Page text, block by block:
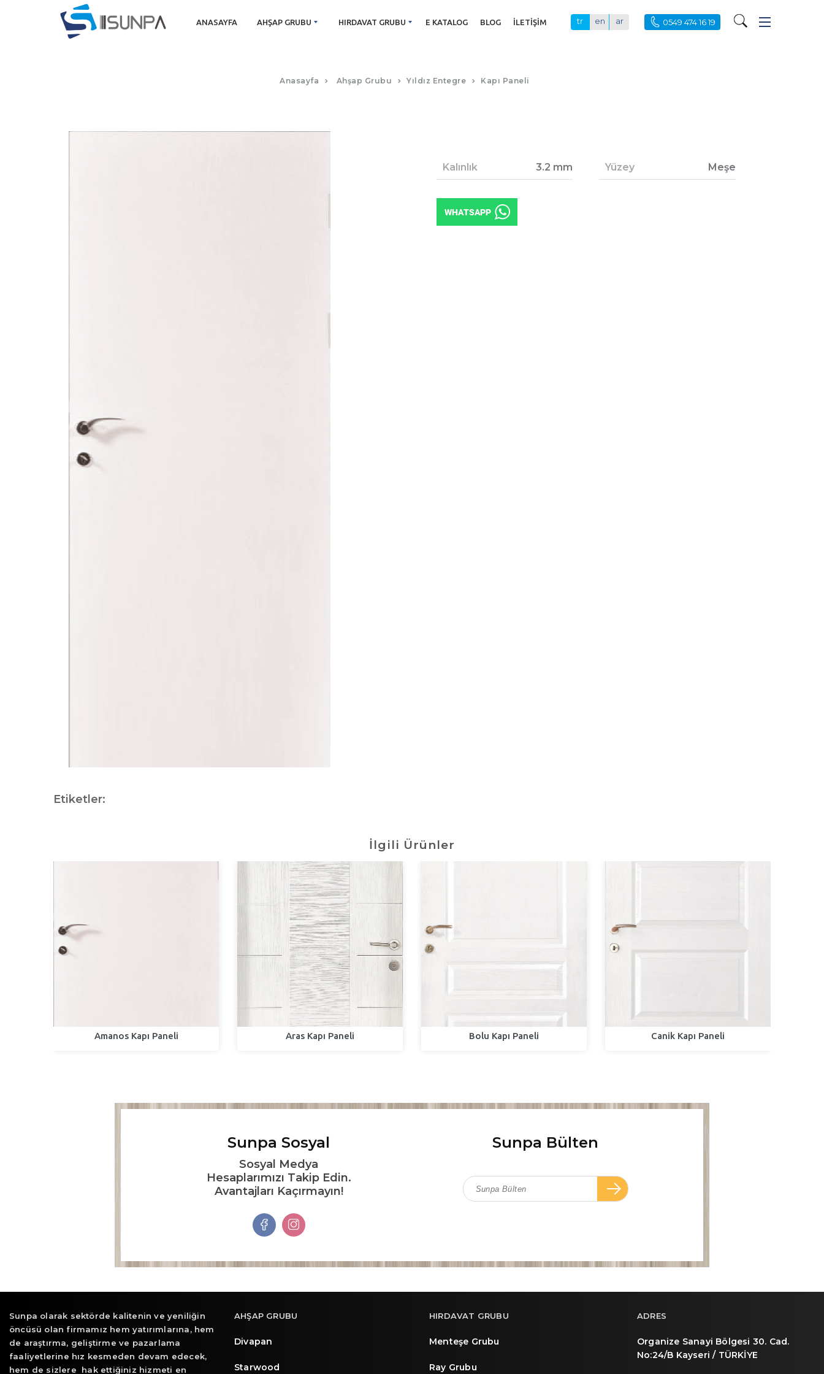
ANASAYFA AHŞAP GRUBU HIRDAVAT GRUBU E KATALOG BLOG İLETIŞIM tr en ar 0549 474 16 19
Anasayfa Ahşap Grubu Yıldız Entegre Kapı Paneli
Kalınlık 3.2 mm Yüzey Meşe
Etiketler:
İlgili Ürünler
Amanos Kapı Paneli Aras Kapı Paneli Bolu Kapı Paneli Canik Kapı Paneli
Sunpa Sosyal
Sosyal Medya
Hesaplarımızı Takip Edin.
Avantajları Kaçırmayın!
Sunpa Bülten
Sunpa olarak sektörde kalitenin ve yeniliğin
öncüsü olan firmamız hem yatırımlarına, hem
de araştırma, geliştirme ve pazarlama
faaliyetlerine hız kesmeden devam edecek,
hem de sizlere hak ettiğiniz hizmeti en
AHŞAP GRUBU
Divapan
Starwood
HIRDAVAT GRUBU
Menteşe Grubu
Ray Grubu
ADRES
Organize Sanayi Bölgesi 30. Cad.
No:24/B Kayseri / TÜRKİYE